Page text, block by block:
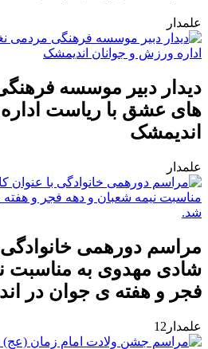
علمدار
دیدار دبیر موسسه
های عشق با ریاست
اندیمشک
علمدار
مراسم دورهمی خانوادگی
شادی مهدوی به مناسبت
فجر و هفته ی جوان در
علمدار12